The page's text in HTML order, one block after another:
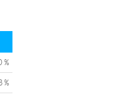
%
%